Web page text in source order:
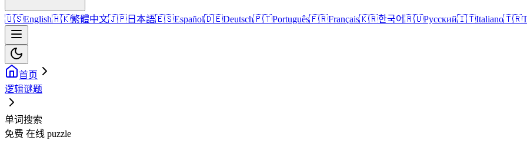
🇺🇸English🇭🇰繁體中文🇯🇵 日本語🇪🇸Español🇩🇪Deutsch🇵🇹Português🇫🇷Français🇰🇷한국어🇷🇺Русский🇮🇹Italiano🇹🇷
首页
逻辑谜题
单词搜索
免费 在线 puzzle